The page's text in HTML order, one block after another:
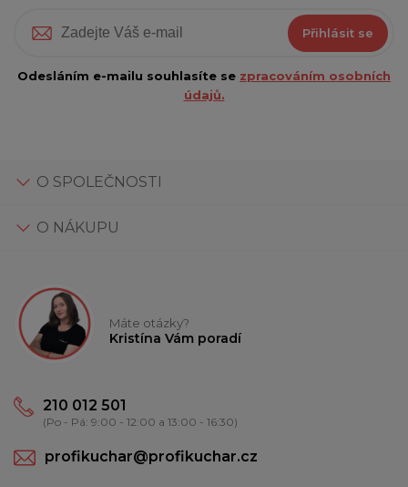
Přihlásit se
Odesláním e-mailu souhlasíte se zpracováním osobních
údajů.
O SPOLEČNOSTI
O NÁKUPU
Máte otázky?
Kristína Vám poradí
210 012 501
(Po - Pá: 9:00 - 12:00 a 13:00 - 16:30)
profikuchar@profikuchar.cz